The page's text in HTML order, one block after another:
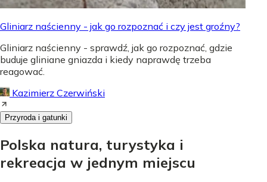
Gliniarz naścienny - jak go rozpoznać i czy jest groźny?
Gliniarz naścienny - sprawdź, jak go rozpoznać, gdzie
buduje gliniane gniazda i kiedy naprawdę trzeba
reagować.
Kazimierz Czerwiński
Przyroda i gatunki
Polska natura, turystyka i
rekreacja w jednym miejscu